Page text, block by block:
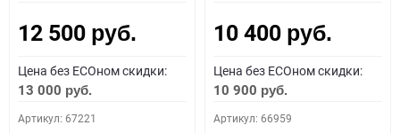
Как определить полярность?
0 - обратная 1 - прямая 3 - обратная 4 - прямая
12 500 руб.
Цена без ECOном скидки:
13 000 руб.
Артикул: 67221
10 400 руб.
Цена без ECOном скидки:
10 900 руб.
Артикул: 66959